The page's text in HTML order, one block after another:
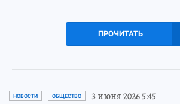
ПРОЧИТАТЬ
НОВОСТИ ОБЩЕСТВО 3 июня 2026 5:45